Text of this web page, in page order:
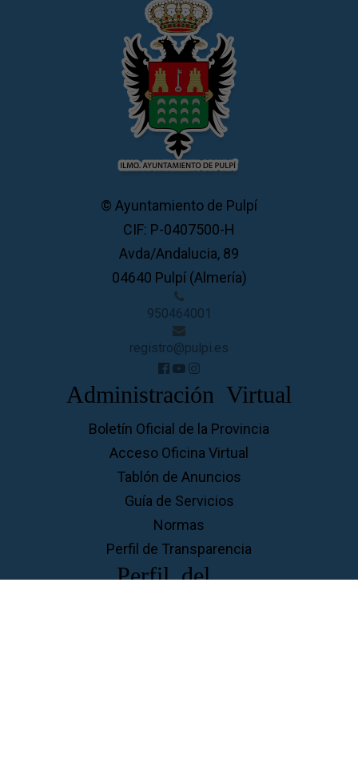
© Ayuntamiento de Pulpí
CIF: P-0407500-H
Avda/Andalucia, 89
04640 Pulpí (Almería)
950464001
registro@pulpi.es
Administración Virtual
Boletín Oficial de la Provincia
Acceso Oficina Virtual
Tablón de Anuncios
Guía de Servicios
Normas
Perfil de Transparencia
Perfil del ...